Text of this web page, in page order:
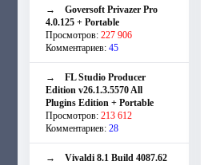
→ Goversoft Privazer Pro
4.0.125 + Portable
Просмотров: 227 906
Комментариев: 45
→ FL Studio Producer
Edition v26.1.3.5570 All
Plugins Edition + Portable
Просмотров: 213 612
Комментариев: 28
→ Vivaldi 8.1 Build 4087.62